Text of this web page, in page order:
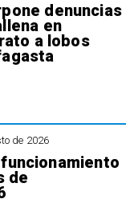
denuncias
en
a lobos
de 2026
de